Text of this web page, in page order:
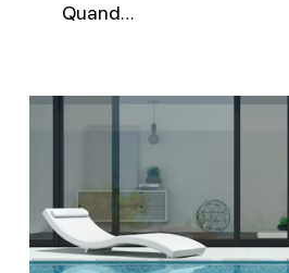
Quand…
niveau
d’eau